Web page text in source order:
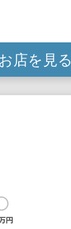
店を見る